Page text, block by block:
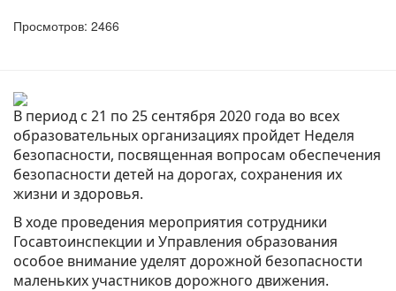
Просмотров: 2466
В период с 21 по 25 сентября 2020 года во всех
образовательных организациях пройдет Неделя
безопасности, посвященная вопросам обеспечения
безопасности детей на дорогах, сохранения их
жизни и здоровья.
В ходе проведения мероприятия сотрудники
Госавтоинспекции и Управления образования
особое внимание уделят дорожной безопасности
маленьких участников дорожного движения.